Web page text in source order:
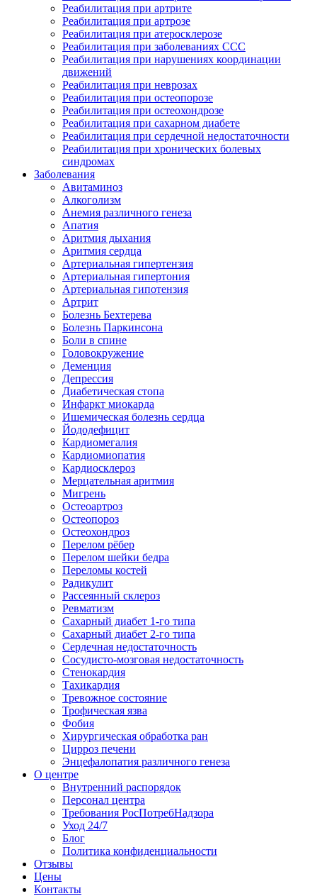
Реабилитация при артрите
Реабилитация при артрозе
Реабилитация при атеросклерозе
Реабилитация при заболеваниях ССС
Реабилитация при нарушениях координации
движений
Реабилитация при неврозах
Реабилитация при остеопорозе
Реабилитация при остеохондрозе
Реабилитация при сахарном диабете
Реабилитация при сердечной недостаточности
Реабилитация при хронических болевых
синдромах
Заболевания
Авитаминоз
Алкоголизм
Анемия различного генеза
Апатия
Аритмия дыхания
Аритмия сердца
Артериальная гипертензия
Артериальная гипертония
Артериальная гипотензия
Артрит
Болезнь Бехтерева
Болезнь Паркинсона
Боли в спине
Головокружение
Деменция
Депрессия
Диабетическая стопа
Инфаркт миокарда
Ишемическая болезнь сердца
Йододефицит
Кардиомегалия
Кардиомиопатия
Кардиосклероз
Мерцательная аритмия
Мигрень
Остеоартроз
Остеопороз
Остеохондроз
Перелом рёбер
Перелом шейки бедра
Переломы костей
Радикулит
Рассеянный склероз
Ревматизм
Сахарный диабет 1-го типа
Сахарный диабет 2-го типа
Сердечная недостаточность
Сосудисто-мозговая недостаточность
Стенокардия
Тахикардия
Тревожное состояние
Трофическая язва
Фобия
Хирургическая обработка ран
Цирроз печени
Энцефалопатия различного генеза
О центре
Внутренний распорядок
Персонал центра
Требования РосПотребНадзора
Уход 24/7
Блог
Политика конфиденциальности
Отзывы
Цены
Контакты